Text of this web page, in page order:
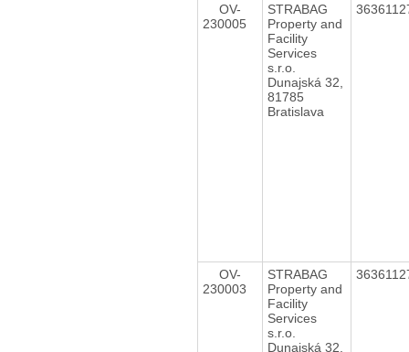
OV-
230005
STRABAG
Property and
Facility
Services
s.r.o.
Dunajská 32,
81785
Bratislava
OV-
230003
STRABAG
Property and
Facility
Services
s.r.o.
Dunajská 32,